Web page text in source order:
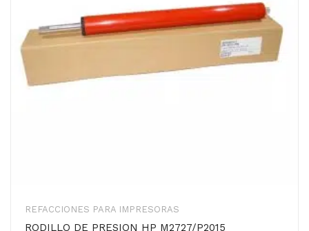
REFACCIONES PARA IMPRESORAS
RODILLO DE PRESION HP M2727/P2015